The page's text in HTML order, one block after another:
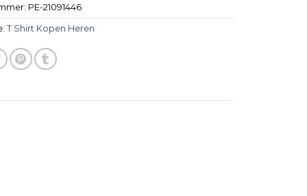
PE-21091446
T Shirt Kopen Heren